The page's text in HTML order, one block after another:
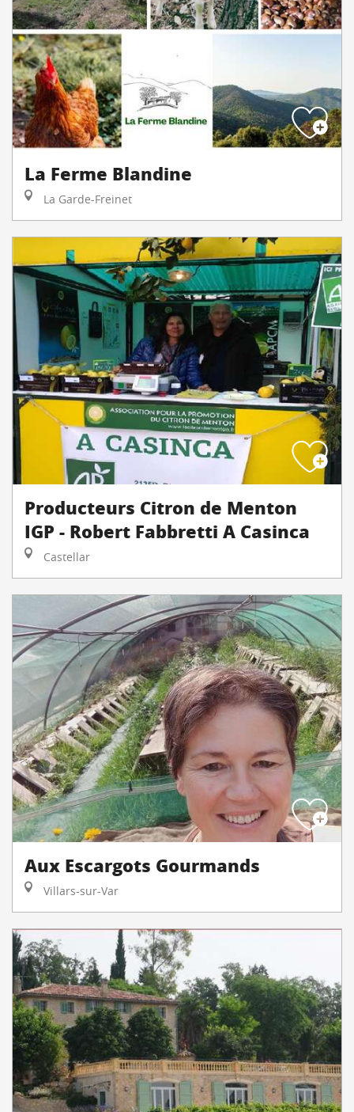
La Ferme Blandine
La Garde-Freinet
Producteurs Citron de Menton
IGP - Robert Fabbretti A Casinca
Castellar
Aux Escargots Gourmands
Villars-sur-Var